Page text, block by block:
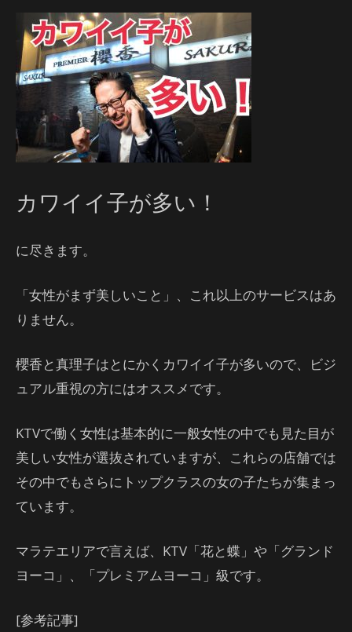
カワイイ子が多い！
に尽きます。
「女性がまず美しいこと」、これ以上のサービスはあ
りません。
櫻香と真理子はとにかくカワイイ子が多いので、ビジ
ュアル重視の方にはオススメです。
KTVで働く女性は基本的に一般女性の中でも見た目が
美しい女性が選抜されていますが、これらの店舗では
その中でもさらにトップクラスの女の子たちが集まっ
ています。
マラテエリアで言えば、KTV「花と蝶」や「グランド
ヨーコ」、「プレミアムヨーコ」級です。
[参考記事]